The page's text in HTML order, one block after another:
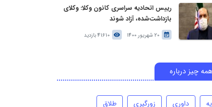
رییس اتحادیه سراسری کانون وکلا: وکلای
بازداشت‌شده، آزاد شوند
20 شهریور 1400 41610 بازدید
همه چیز درباره
داوری زورگیری
طلاق